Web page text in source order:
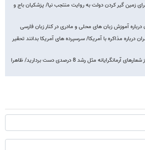
زمین گیر کردن دولت به روایت منتجب نیا/ پزشکیان باج و
آموزش زبان های محلی و مادری در کنار زبان فارسی
درباره مذاکره با آمریکا/ سرسپرده های آمریکا بدانند تحقیر
توصیه به پزشکیان: از شعارهای آرمانگرایانه مثل رشد 8 درصدی دست بردارید/ ظاهرا